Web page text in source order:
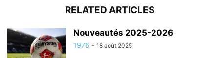
RELATED ARTICLES
Nouveautés 2025-2026
1976 - 18 août 2025